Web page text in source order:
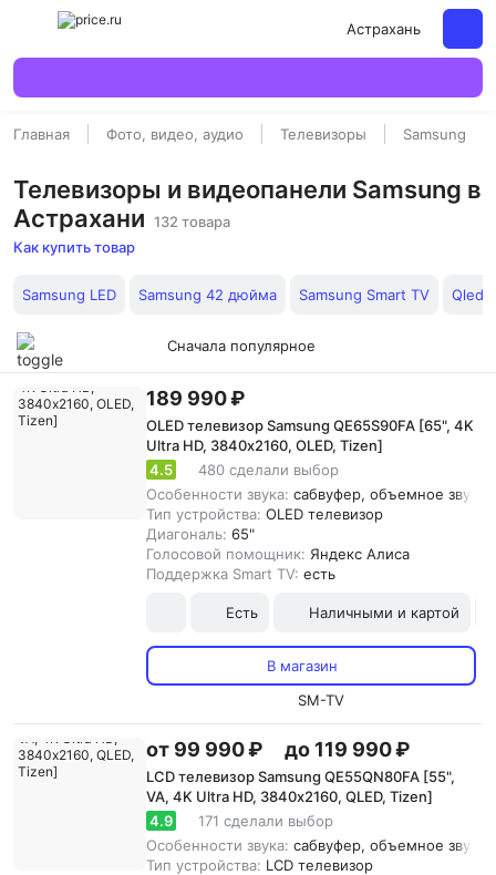
Астрахань
Главная Фото, видео, аудио Телевизоры Samsung
Телевизоры и видеопанели Samsung в
Астрахани 132 товара
Как купить товар
Samsung LED Samsung 42 дюйма Samsung Smart TV Qled
Сначала популярное
189 990 ₽
OLED телевизор Samsung QE65S90FA [65", 4K
Ultra HD, 3840х2160, OLED, Tizen]
4.5
480 сделали выбор
Особенности звука: сабвуфер, объемное
Тип устройства: OLED телевизор
Диагональ: 65"
Голосовой помощник: Яндекс Алиса
Поддержка Smart TV: есть
Есть Наличными и картой
В магазин
SM-TV
от 99 990 ₽ до 119 990 ₽
LCD телевизор Samsung QE55QN80FA [55",
VA, 4K Ultra HD, 3840х2160, QLED, Tizen]
4.9
171 сделали выбор
Особенности звука: сабвуфер, объемное
Тип устройства: LCD телевизор